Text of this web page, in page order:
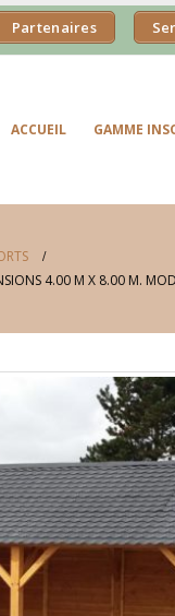
Partenaires
ACCUEIL GAMME
4.00 M X 8.00 M.